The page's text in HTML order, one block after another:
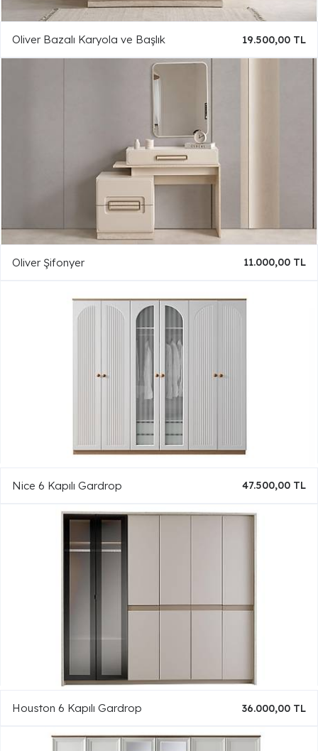
Oliver Bazalı Karyola ve Başlık 19.500,00 TL
Oliver Şifonyer 11.000,00 TL
Nice 6 Kapılı Gardrop 47.500,00 TL
Houston 6 Kapılı Gardrop 36.000,00 TL